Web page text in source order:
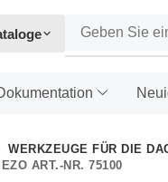
WERKZEUGE FÜR DIE
ART.-NR. 75100